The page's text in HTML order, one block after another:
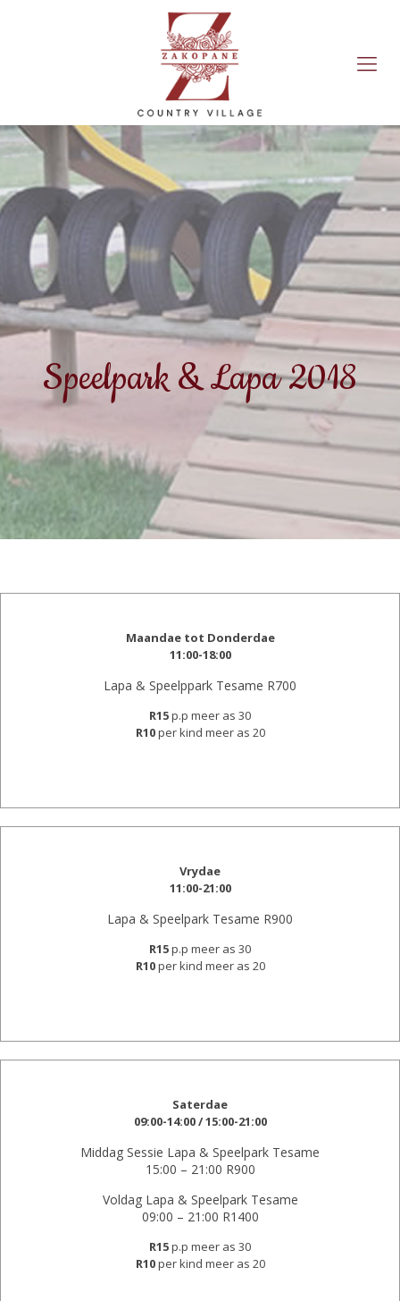
Speelpark & Lapa 2018
Maandae tot Donderdae
11:00-18:00
Lapa & Speelppark Tesame R700
R15p.p meer as 30
R10per kind meer as 20
Vrydae
11:00-21:00
Lapa & Speelpark Tesame R900
R15p.p meer as 30
R10per kind meer as 20
Saterdae
09:00-14:00 / 15:00-21:00
Middag Sessie Lapa & Speelpark Tesame
15:00 – 21:00 R900
Voldag Lapa & Speelpark Tesame
09:00 – 21:00 R1400
R15p.p meer as 30
R10per kind meer as 20